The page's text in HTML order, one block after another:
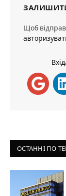
Щоб
ОСТАННІ ПО